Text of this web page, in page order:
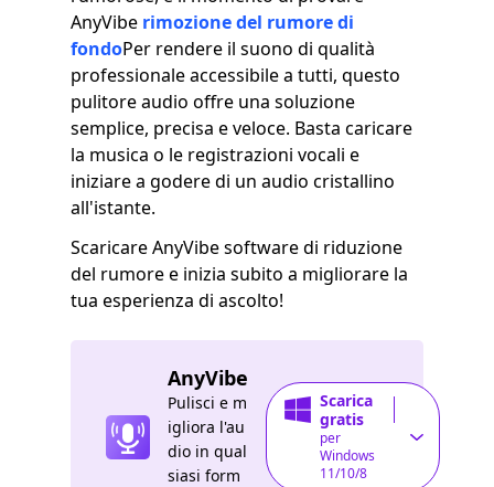
AnyVibe rimozione del rumore di
fondoPer rendere il suono di qualità
professionale accessibile a tutti, questo
pulitore audio offre una soluzione
semplice, precisa e veloce. Basta caricare
la musica o le registrazioni vocali e
iniziare a godere di un audio cristallino
all'istante.
Scaricare AnyVibe software di riduzione
del rumore e inizia subito a migliorare la
tua esperienza di ascolto!
AnyVibe
Pulisci e m
igliora l'au
dio in qual
siasi form
Scarica
gratis
per
Windows
11/10/8